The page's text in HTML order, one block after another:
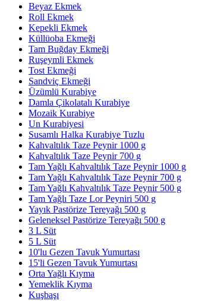
Beyaz Ekmek
Roll Ekmek
Kepekli Ekmek
Küllüoba Ekmeği
Tam Buğday Ekmeği
Ruşeymli Ekmek
Tost Ekmeği
Sandviç Ekmeği
Üzümlü Kurabiye
Damla Çikolatalı Kurabiye
Mozaik Kurabiye
Un Kurabiyesi
Susamlı Halka Kurabiye Tuzlu
Kahvaltılık Taze Peynir 1000 g
Kahvaltılık Taze Peynir 700 g
Tam Yağlı Kahvaltılık Taze Peynir 1000 g
Tam Yağlı Kahvaltılık Taze Peynir 700 g
Tam Yağlı Kahvaltılık Taze Peynir 500 g
Tam Yağlı Taze Lor Peyniri 500 g
Yayık Pastörize Tereyağı 500 g
Geleneksel Pastörize Tereyağı 500 g
3 L Süt
5 L Süt
10'lu Gezen Tavuk Yumurtası
15'li Gezen Tavuk Yumurtası
Orta Yağlı Kıyma
Yemeklik Kıyma
Kuşbaşı